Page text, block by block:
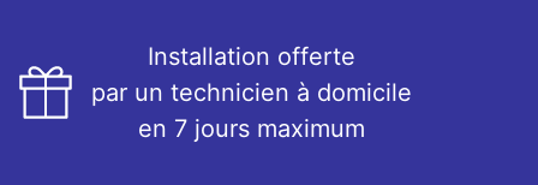
Installation offerte
par un technicien à domicile
en 7 jours maximum